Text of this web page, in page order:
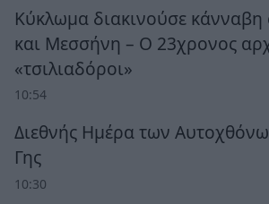
Κύκλωμα διακινούσε
και Μεσσήνη – Ο 23χρονος
«τσιλιαδόροι»
10:54
Διεθνής Ημέρα των
Γης
10:30